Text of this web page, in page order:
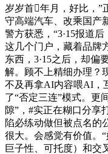
岁岁首年月，好比，”
守高端汽车、改乘国产
警方获悉，“3·15报道
这几个门户，藏着品牌
东西，3·15之后，却偏
解。顾不上精细办理
不及再拿AI内容喂AI，
了“否定三连”模式。更
隙”，#实正在糊口分享
陷必练动做但被点名的
很大。会感觉有价值。
巨子性、可托度）和交